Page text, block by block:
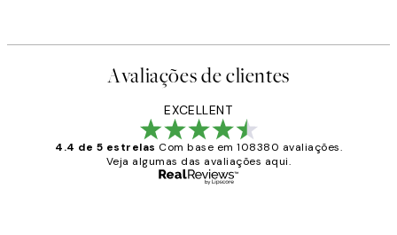
Avaliações de clientes
EXCELLENT
4.4 de 5 estrelas Com base em 108380 avaliações.
Veja algumas das avaliações aqui.